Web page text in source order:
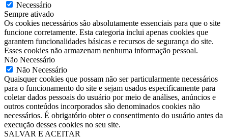
Necessário
Sempre ativado
Os cookies necessários são absolutamente essenciais para que o site
funcione corretamente. Esta categoria inclui apenas cookies que
garantem funcionalidades básicas e recursos de segurança do site.
Esses cookies não armazenam nenhuma informação pessoal.
Não Necessário
Não Necessário
Quaisquer cookies que possam não ser particularmente necessários
para o funcionamento do site e sejam usados ​​especificamente para
coletar dados pessoais do usuário por meio de análises, anúncios e
outros conteúdos incorporados são denominados cookies não
necessários. É obrigatório obter o consentimento do usuário antes da
execução desses cookies no seu site.
SALVAR E ACEITAR